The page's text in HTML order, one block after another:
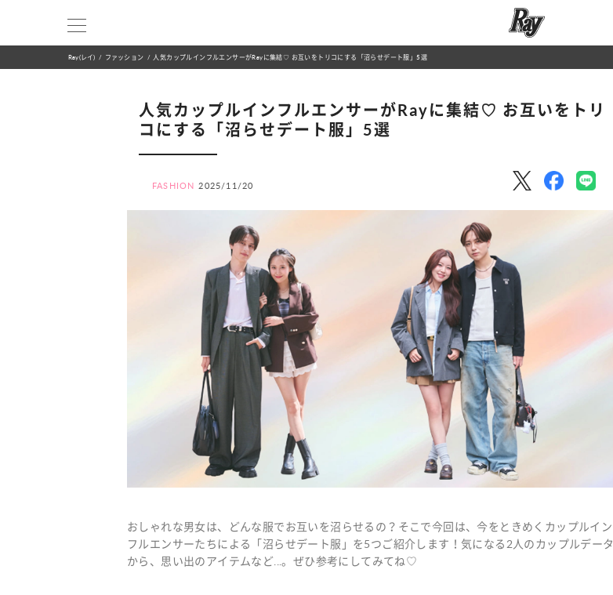
Ray(レイ) ファッション 人気カップルインフルエンサーがRayに集結♡ お互いをトリコにする「沼らせデート服」5選
人気カップルインフルエンサーがRayに集結♡ お互いをトリ
コにする「沼らせデート服」5選
FASHION 2025/11/20
おしゃれな男女は、どんな服でお互いを沼らせるの？そこで今回は、今をときめくカップルイン
フルエンサーたちによる「沼らせデート服」を5つご紹介します！気になる2人のカップルデータ
から、思い出のアイテムなど...。ぜひ参考にしてみてね♡